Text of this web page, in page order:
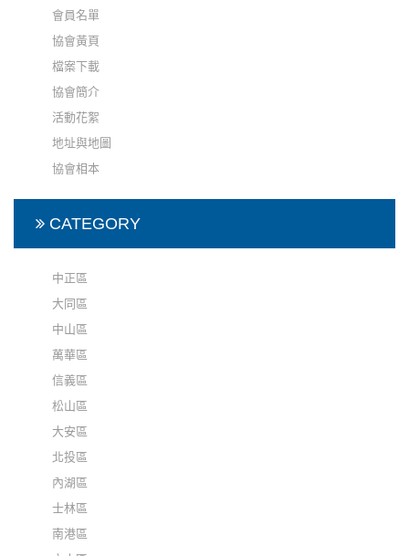
會員名單
協會黃頁
檔案下載
協會簡介
活動花絮
地址與地圖
協會相本
CATEGORY
中正區
大同區
中山區
萬華區
信義區
松山區
大安區
北投區
內湖區
士林區
南港區